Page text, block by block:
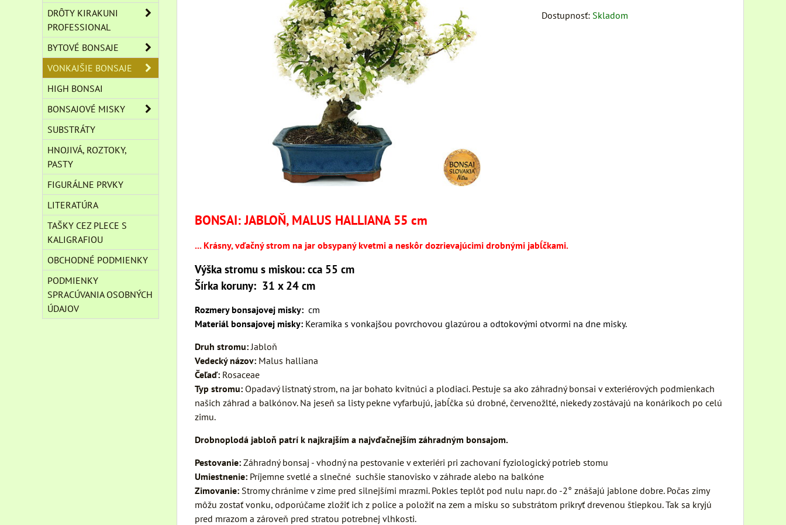
Dostupnosť: Skladom
BONSAI: JABLOŇ, MALUS HALLIANA 55 cm
... Krásny, vďačný strom na jar obsypaný kvetmi a neskôr dozrievajúcimi drobnými jabĺčkami.
Výška stromu s miskou: cca 55 cm
Šírka koruny: 31 x 24 cm
Rozmery bonsajovej misky: cm
Materiál bonsajovej misky: Keramika s vonkajšou povrchovou glazúrou a odtokovými otvormi na dne misky.
Druh stromu:Jabloň
Vedecký názov: Malus halliana
Čeľaď: Rosaceae
Typ stromu: Opadavý listnatý strom, na jar bohato kvitnúci a plodiaci. Pestuje sa ako záhradný bonsai v exteriérových podmienkach
našich záhrad a balkónov. Na jeseň sa listy pekne vyfarbujú, jabĺčka sú drobné, červenožlté, niekedy zostávajú na konárikoch po celú
zimu.
Drobnoplodá jabloň patrí k najkrajším a najvďačnejším záhradným bonsajom.
Pestovanie: Záhradný bonsaj - vhodný na pestovanie v exteriéri pri zachovaní fyziologický potrieb stomu
Umiestnenie: Príjemne svetlé a slnečné suchšie stanovisko v záhrade alebo na balkóne
Zimovanie: Stromy chránime v zime pred silnejšími mrazmi. Pokles teplôt pod nulu napr. do -2° znášajú jablone dobre. Počas zimy
môžu zostať vonku, odporúčame zložiť ich z police a položiť na zem a misku so substrátom prikryť drevenou štiepkou. Tak sa kryjú
pred mrazom a zároveň pred stratou potrebnej vlhkosti.
DRÔTY KIRAKUNI
PROFESSIONAL
BYTOVÉ BONSAJE
VONKAJŠIE BONSAJE
HIGH BONSAI
BONSAJOVÉ MISKY
SUBSTRÁTY
HNOJIVÁ, ROZTOKY,
PASTY
FIGURÁLNE PRVKY
LITERATÚRA
TAŠKY CEZ PLECE S
KALIGRAFIOU
OBCHODNÉ PODMIENKY
PODMIENKY
SPRACÚVANIA OSOBNÝCH
ÚDAJOV